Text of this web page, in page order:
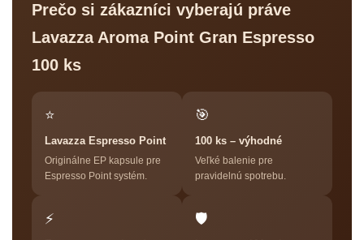
Prečo si zákazníci vyberajú práve
Lavazza Aroma Point Gran Espresso
100 ks
⭐
Lavazza Espresso Point
Originálne EP kapsule pre
Espresso Point systém.
🎯
100 ks – výhodné
Veľké balenie pre
pravidelnú spotrebu.
⚡ 🛡